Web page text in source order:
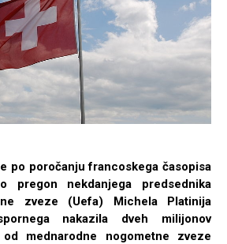
po poročanju francoskega časopisa
pregon nekdanjega predsednika
zveze (Uefa) Michela Platinija
nakazila dveh milijonov
mednarodne nogometne zveze